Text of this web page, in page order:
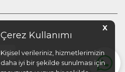
X
Çerez Kullanımı
Kişisel verileriniz, hizmetlerimizin
daha iyi bir şekilde sunulması için